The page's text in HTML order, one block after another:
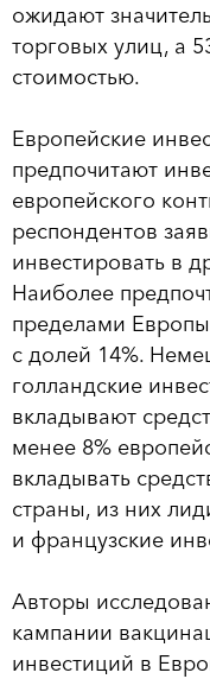
ожидают
торговых улиц, а
стоимостью.
Европейские
предпочитают
европейского
респондентов
инвестировать в
Наиболее
пределами
с долей 14%.
голландские
вкладывают
менее 8%
вкладывать
страны, из них
и французские
Авторы
кампании
инвестиций в